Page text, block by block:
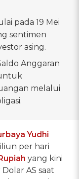
pada 19 Mei
sentimen
asing.
Anggaran
melalui
Yudhi
per hari
yang kini
AS saat